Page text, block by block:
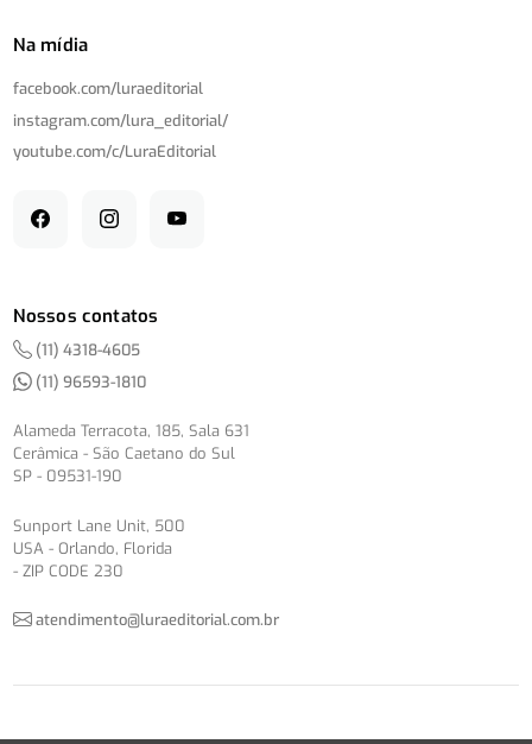
Na mídia
facebook.com/luraeditorial
instagram.com/lura_editorial/
youtube.com/c/LuraEditorial
Nossos contatos
(11) 4318-4605
(11) 96593-1810
Alameda Terracota, 185, Sala 631
Cerâmica - São Caetano do Sul
SP - 09531-190
Sunport Lane Unit, 500
USA - Orlando, Florida
- ZIP CODE 230
atendimento@luraeditorial.com.br